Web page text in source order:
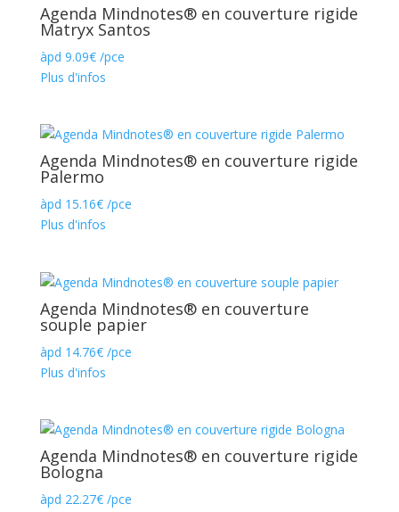
Agenda Mindnotes® en couverture rigide
Matryx Santos
àpd 9.09€/pce
Plus d'infos
Agenda Mindnotes® en couverture rigide
Palermo
àpd 15.16€/pce
Plus d'infos
Agenda Mindnotes® en couverture
souple papier
àpd 14.76€/pce
Plus d'infos
Agenda Mindnotes® en couverture rigide
Bologna
àpd 22.27€/pce